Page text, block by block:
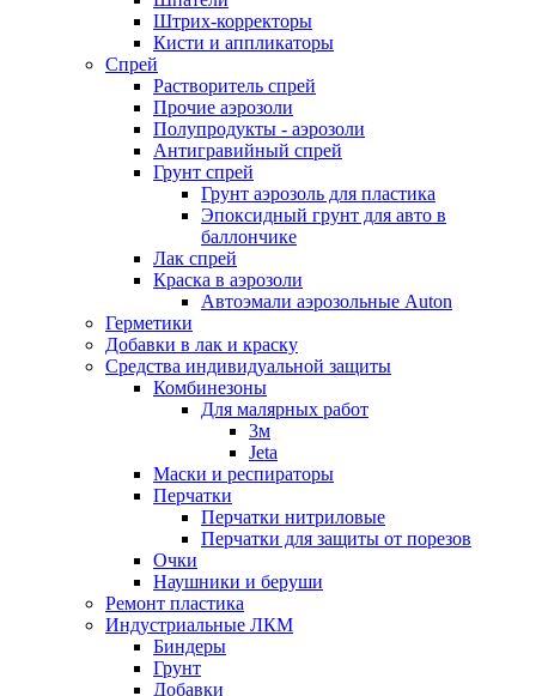
Штрих-корректоры
Кисти и аппликаторы
Спрей
Растворитель спрей
Прочие аэрозоли
Полупродукты - аэрозоли
Антигравийный спрей
Грунт спрей
Грунт аэрозоль для пластика
Эпоксидный грунт для авто в
баллончике
Лак спрей
Краска в аэрозоли
Автоэмали аэрозольные Auton
Герметики
Добавки в лак и краску
Средства индивидуальной защиты
Комбинезоны
Для малярных работ
3м
Jeta
Маски и респираторы
Перчатки
Перчатки нитриловые
Перчатки для защиты от порезов
Очки
Наушники и беруши
Ремонт пластика
Индустриальные ЛКМ
Биндеры
Грунт
Добавки